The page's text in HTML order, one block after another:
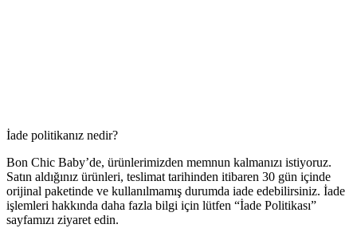
İade politikanız nedir?
Bon Chic Baby’de, ürünlerimizden memnun kalmanızı istiyoruz.
Satın aldığınız ürünleri, teslimat tarihinden itibaren 30 gün içinde
orijinal paketinde ve kullanılmamış durumda iade edebilirsiniz. İade
işlemleri hakkında daha fazla bilgi için lütfen “İade Politikası”
sayfamızı ziyaret edin.